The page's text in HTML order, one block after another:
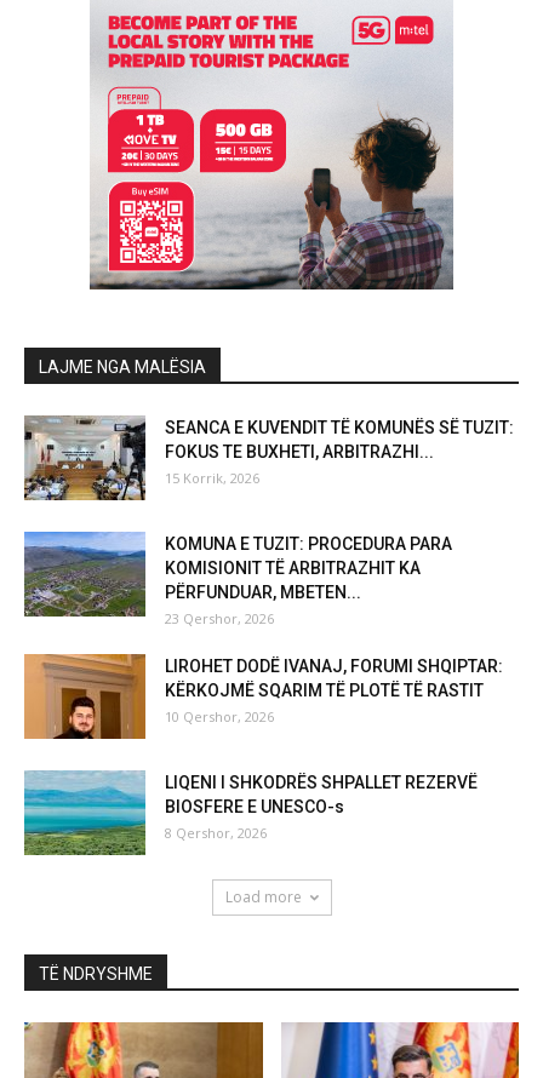
LAJME NGA MALËSIA
SEANCA E KUVENDIT TË KOMUNËS SË TUZIT:
FOKUS TE BUXHETI, ARBITRAZHI...
15 Korrik, 2026
KOMUNA E TUZIT: PROCEDURA PARA
KOMISIONIT TË ARBITRAZHIT KA
PËRFUNDUAR, MBETEN...
23 Qershor, 2026
LIROHET DODË IVANAJ, FORUMI SHQIPTAR:
KËRKOJMË SQARIM TË PLOTË TË RASTIT
10 Qershor, 2026
LIQENI I SHKODRËS SHPALLET REZERVË
BIOSFERE E UNESCO-s
8 Qershor, 2026
Load more
TË NDRYSHME